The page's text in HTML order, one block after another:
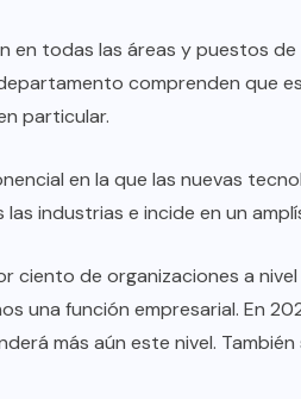
en todas las áreas y puestos
comprenden que
particular.
en la que las nuevas
industrias e incide en un
ciento de organizaciones a
una función empresarial. En
más aún este nivel.